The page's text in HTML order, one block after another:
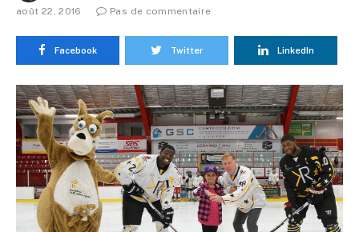
août 22, 2016
Pas de commentaire
Facebook Twitter LinkedIn